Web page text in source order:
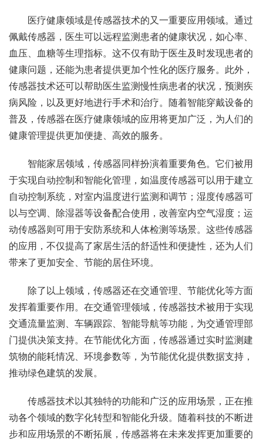
医疗健康领域是传感器技术的又一重要应用领域。通过
佩戴传感器，医生可以远程监测患者的健康状况，如心率、
血压、血糖等生理指标。这不仅有助于医生及时发现患者的
健康问题，还能为患者提供更加个性化的医疗服务。此外，
传感器技术还可以帮助医生监测慢性病患者的状况，预测疾
病风险，以及更好地进行手术和治疗。随着智能穿戴设备的
普及，传感器在医疗健康领域的应用将更加广泛，为人们的
健康管理提供更加便捷、高效的服务。
智能家居领域，传感器同样扮演着重要角色。它们被用
于实现自动控制和智能化管理，如温度传感器可以用于建立
自动控制系统，对室内温度进行监测和调节；湿度传感器可
以与空调、除湿器等设备配合使用，改善室内空气湿度；运
动传感器则可用于安防系统和人体检测等场景。这些传感器
的应用，不仅提高了家居生活的舒适性和便捷性，还为人们
带来了更加安全、节能的居住环境。
除了以上领域，传感器还在交通管理、节能优化等方面
发挥着重要作用。在交通管理领域，传感器技术被用于实现
交通流量监测、车辆跟踪、智能导航等功能，为交通管理部
门提供决策支持。在节能优化方面，传感器通过实时监测建
筑物的能耗情况、环境参数等，为节能优化提供数据支持，
推动绿色建筑的发展。
传感器技术以其独特的功能和广泛的应用场景，正在推
动各个领域的数字化转型和智能化升级。随着科技的不断进
步和应用场景的不断拓展，传感器将在未来发挥更加重要的